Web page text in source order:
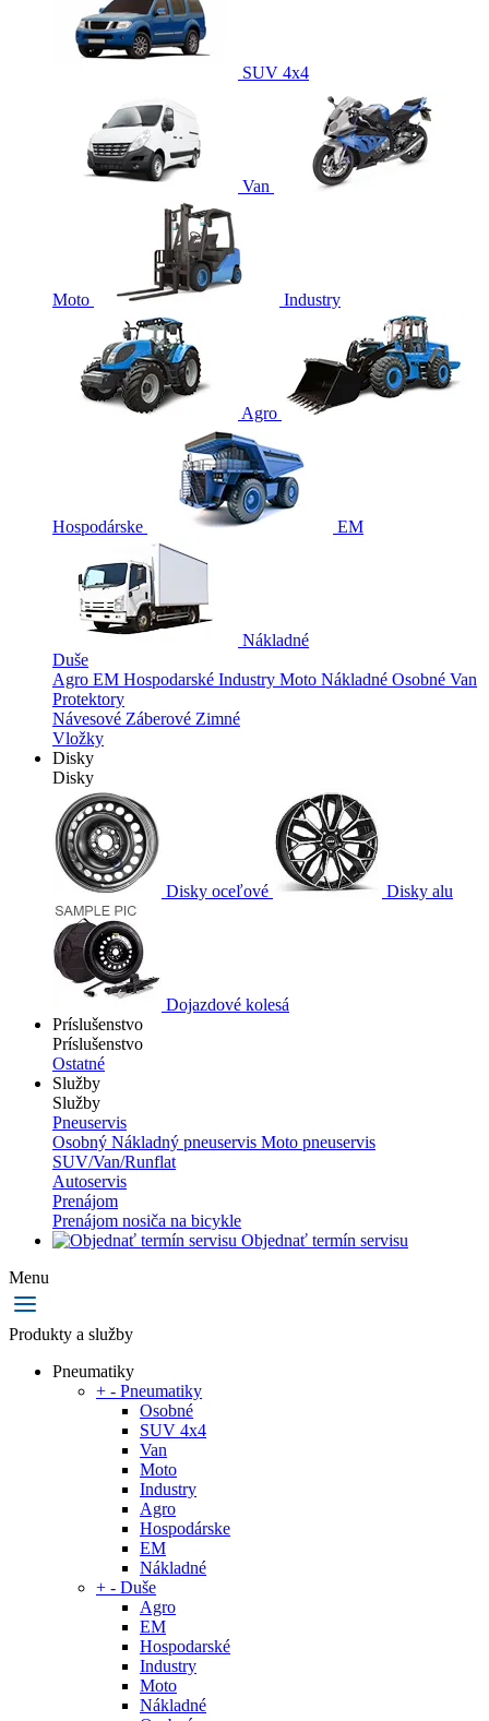
SUV 4x4
Van
Moto Industry
Agro
Hospodárske EM
Nákladné
Duše
Agro EM Hospodarské Industry Moto Nákladné Osobné Van
Protektory
Návesové Záberové Zimné
Vložky
Disky
Disky
Disky oceľové Disky alu
Dojazdové kolesá
Príslušenstvo
Príslušenstvo
Ostatné
Služby
Služby
Pneuservis
Osobný Nákladný pneuservis Moto pneuservis
SUV/Van/Runflat
Autoservis
Prenájom
Prenájom nosiča na bicykle
Objednať termín servisu
Menu
Produkty a služby
Pneumatiky
+ - Pneumatiky
Osobné
SUV 4x4
Van
Moto
Industry
Agro
Hospodárske
EM
Nákladné
+ - Duše
Agro
EM
Hospodarské
Industry
Moto
Nákladné